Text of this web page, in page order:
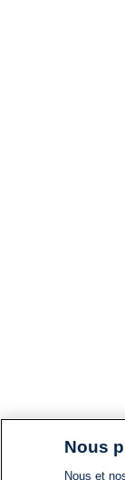
Nous
Nous et